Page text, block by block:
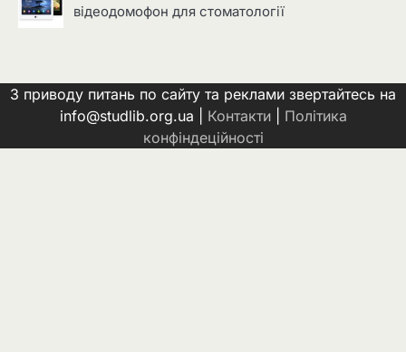
відеодомофон для стоматології
З приводу питань по сайту та реклами звертайтесь на
info@studlib.org.ua | Контакти| Політика
конфіндеційності